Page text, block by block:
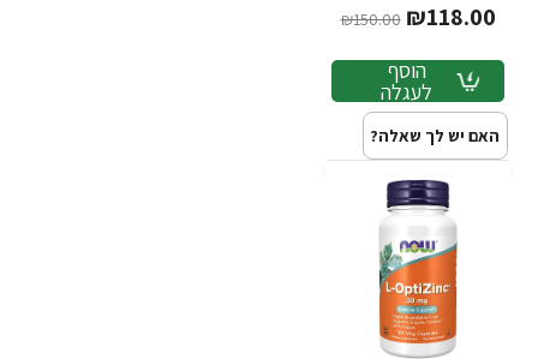
₪118.00
₪150.00
הוסף
לעגלה
האם יש לך שאלה?